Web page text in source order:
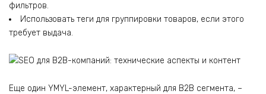
фильтров.
Использовать теги для группировки товаров, если этого
требует выдача.
Еще один YMYL-элемент, характерный для B2B сегмента, –